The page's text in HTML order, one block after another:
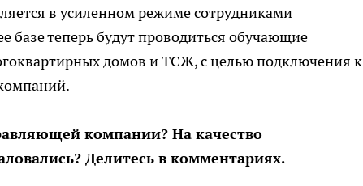
в усиленном режиме сотрудниками
теперь будут проводиться обучающие
домов и ТСЖ, с целью подключения к
компании? На качество
Делитесь в комментариях.